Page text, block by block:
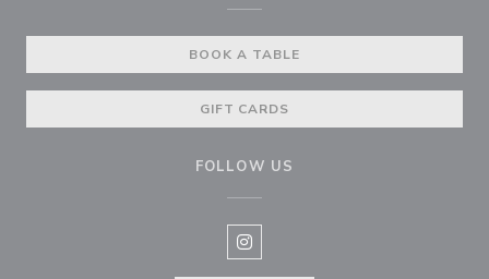
BOOK A TABLE
GIFT CARDS
FOLLOW US
Instagram ((opens in a new